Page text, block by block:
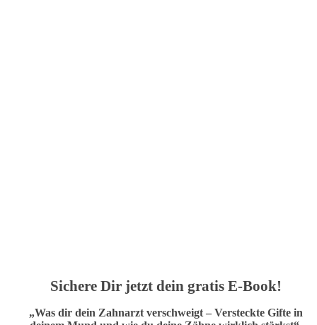
Sichere Dir jetzt dein gratis E-Book!
„Was dir dein Zahnarzt verschweigt – Versteckte Gifte in